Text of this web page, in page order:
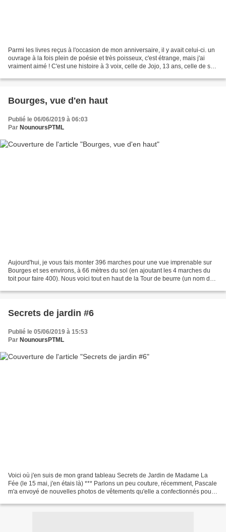
Parmi les livres reçus à l'occasion de mon anniversaire, il y avait celui-ci. un
ouvrage à la fois plein de poésie et très poisseux, c'est étrange, mais j'ai
vraiment aimé ! C'est une histoire à 3 voix, celle de Jojo, 13 ans, celle de sa
Bourges, vue d'en haut
Publié le 06/06/2019 à 06:03
Par NounoursPTML
Aujourd'hui, je vous fais monter 396 marches pour une vue imprenable sur
Bourges et ses environs, à 66 mètres du sol (en ajoutant les 4 marches du
toit pour faire 400). Nous voici tout en haut de la Tour de beurre (un nom dû
Secrets de jardin #6
Publié le 05/06/2019 à 15:53
Par NounoursPTML
Voici où j'en suis de mon grand tableau Secrets de Jardin de Madame La
Fée (le 15 mai, j'en étais là) *** Parlons un peu couture, récemment, Pascale
m'a envoyé de nouvelles photos de vêtements qu'elle a confectionnés pour